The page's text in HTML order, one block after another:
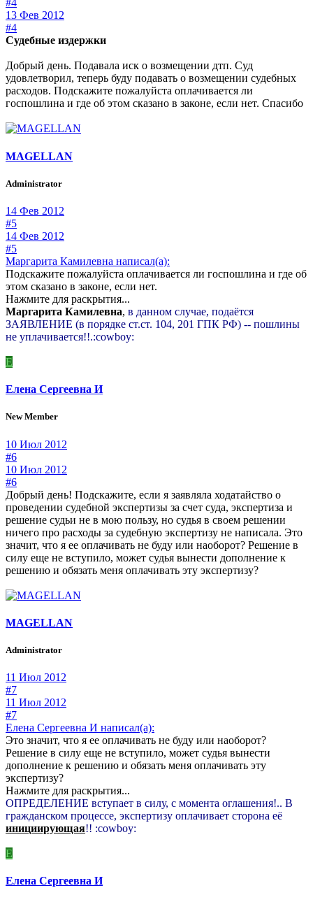
#4
13 Фев 2012
#4
Судебные издержки
Добрый день. Подавала иск о возмещении дтп. Суд
удовлетворил, теперь буду подавать о возмещении судебных
расходов. Подскажите пожалуйста оплачивается ли
госпошлина и где об этом сказано в законе, если нет. Спасибо
MAGELLAN
Administrator
14 Фев 2012
#5
14 Фев 2012
#5
Маргарита Камилевна написал(а):
Подскажите пожалуйста оплачивается ли госпошлина и где об
этом сказано в законе, если нет.
Нажмите для раскрытия...
Маргарита Камилевна, в данном случае, подаётся
ЗАЯВЛЕНИЕ (в порядке ст.ст. 104, 201 ГПК РФ) -- пошлины
не уплачивается!!.:cowboy:
Е
Елена Сергеевна И
New Member
10 Июл 2012
#6
10 Июл 2012
#6
Добрый день! Подскажите, если я заявляла ходатайство о
проведении судебной экспертизы за счет суда, экспертиза и
решение судьи не в мою пользу, но судья в своем решении
ничего про расходы за судебную экспертизу не написала. Это
значит, что я ее оплачивать не буду или наоборот? Решение в
силу еще не вступило, может судья вынести дополнение к
решению и обязать меня оплачивать эту экспертизу?
MAGELLAN
Administrator
11 Июл 2012
#7
11 Июл 2012
#7
Елена Сергеевна И написал(а):
Это значит, что я ее оплачивать не буду или наоборот?
Решение в силу еще не вступило, может судья вынести
дополнение к решению и обязать меня оплачивать эту
экспертизу?
Нажмите для раскрытия...
ОПРЕДЕЛЕНИЕ вступает в силу, с момента оглашения!.. В
гражданском процессе, экспертизу оплачивает сторона её
инициирующая!! :cowboy:
Е
Елена Сергеевна И